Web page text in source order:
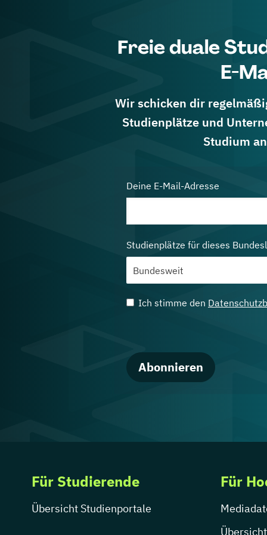
Freie duale
E-
Wir schicken dir
Studienplätze und
Studium
Deine E-Mail-Adresse
Studienplätze für dieses
Ich stimme den
Abonnieren
Für Studierende
Übersicht Studienportale
Für